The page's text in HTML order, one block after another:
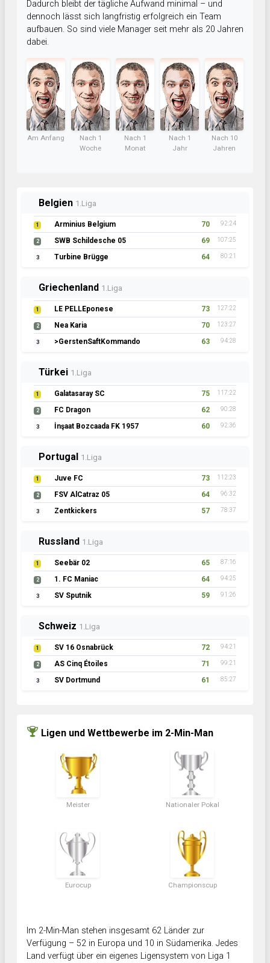
Dadurch bleibt der tägliche Aufwand minimal – und
dennoch lässt sich langfristig erfolgreich ein Team
aufbauen. So sind viele Manager seit mehr als 20 Jahren
dabei.
Am Anfang
Nach 1
Woche
Nach 1
Monat
Nach 1
Jahr
Nach 10
Jahren
Belgien 1.Liga
1 Arminius Belgium 70 92:24
2 SWB Schildesche 05 69 107:25
3 Turbine Brügge 64 80:21
Griechenland 1.Liga
1 LE PELLEponese 73 127:22
2 Nea Karia 70 123:27
3 >GerstenSaftKommando 63 94:28
Türkei 1.Liga
1 Galatasaray SC 75 117:22
2 FC Dragon 62 90:28
3 İnşaat Bozcaada FK 1957 60 92:36
Portugal 1.Liga
1 Juve FC 73 112:23
2 FSV AlCatraz 05 64 96:32
3 Zentkickers 57 78:37
Russland 1.Liga
1 Seebär 02 65 87:16
2 1. FC Maniac 64 94:25
3 SV Sputnik 59 91:26
Schweiz 1.Liga
1 SV 16 Osnabrück 72 94:21
2 AS Cinq Étoiles 71 99:21
3 SV Dortmund 61 85:27
Ligen und Wettbewerbe im 2-Min-Man
Meister Nationaler Pokal
Eurocup Championscup
Im 2-Min-Man stehen insgesamt 62 Länder zur
Verfügung – 52 in Europa und 10 in Südamerika. Jedes
Land verfügt über ein eigenes Ligensystem von Liga 1